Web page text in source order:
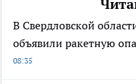
В Свердловской
объявили ракетную
08:35